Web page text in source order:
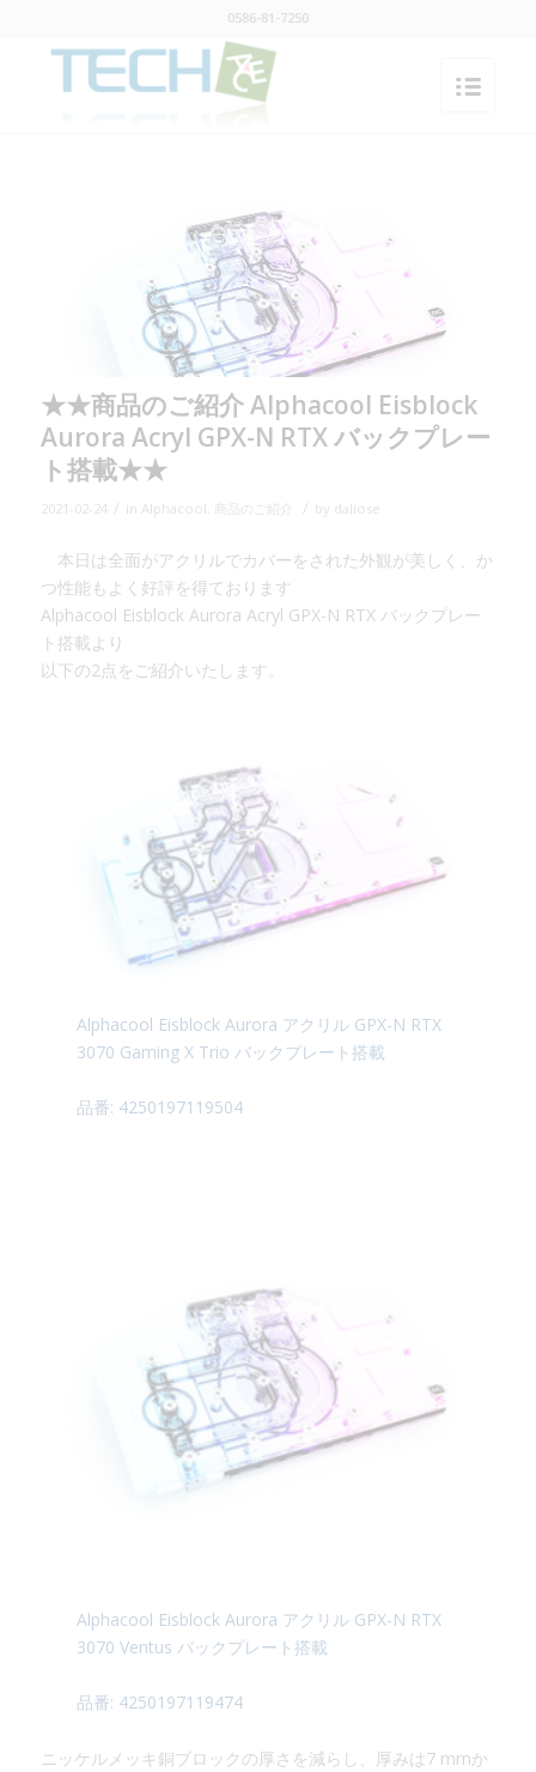
0586-81-7250
★★商品のご紹介 Alphacool Eisblock
Aurora Acryl GPX-N RTX バックプレー
ト搭載★★
2021-02-24 / in Alphacool 商品のご紹介 / by daliose
本日は全面がアクリルでカバーをされた外観が美しく、か
つ性能もよく好評を得ております
Alphacool Eisblock Aurora Acryl GPX-N RTX バックプレー
ト搭載より
以下の2点をご紹介いたします。
Alphacool Eisblock Aurora アクリル GPX-N RTX
3070 Gaming X Trio バックプレート搭載
品番: 4250197119504
Alphacool Eisblock Aurora アクリル GPX-N RTX
3070 Ventus バックプレート搭載
品番: 4250197119474
ニッケルメッキ銅ブロックの厚さを減らし、厚みは7 mmか